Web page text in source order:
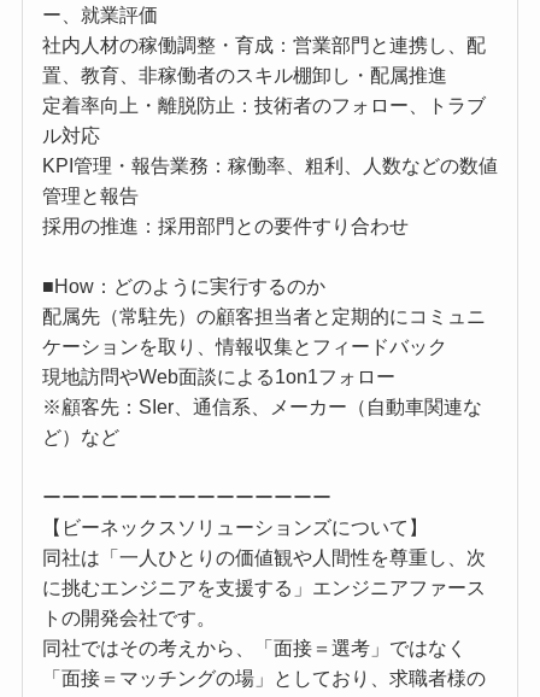
ー、就業評価
社内人材の稼働調整・育成：営業部門と連携し、配
置、教育、非稼働者のスキル棚卸し・配属推進
定着率向上・離脱防止：技術者のフォロー、トラブ
ル対応
KPI管理・報告業務：稼働率、粗利、人数などの数値
管理と報告
採用の推進：採用部門との要件すり合わせ
■How：どのように実行するのか
配属先（常駐先）の顧客担当者と定期的にコミュニ
ケーションを取り、情報収集とフィードバック
現地訪問やWeb面談による1on1フォロー
※顧客先：SIer、通信系、メーカー（自動車関連な
ど）など
ーーーーーーーーーーーーーーー
【ビーネックスソリューションズについて】
同社は「一人ひとりの価値観や人間性を尊重し、次
に挑むエンジニアを支援する」エンジニアファース
トの開発会社です。
同社ではその考えから、「面接＝選考」ではなく
「面接＝マッチングの場」としており、求職者様の